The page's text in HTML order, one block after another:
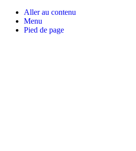
Aller au contenu
Menu
Pied de page